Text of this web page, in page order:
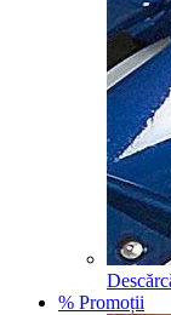
% Promoții